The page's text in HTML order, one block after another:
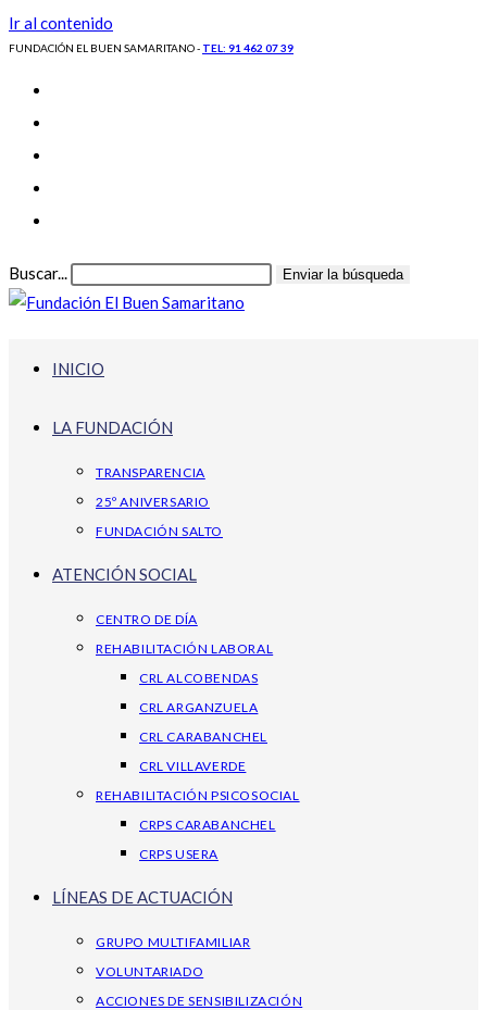
Ir al contenido
FUNDACIÓN EL BUEN SAMARITANO - TEL: 91 462 07 39
Buscar... Enviar la búsqueda
INICIO
LA FUNDACIÓN
TRANSPARENCIA
25º ANIVERSARIO
FUNDACIÓN SALTO
ATENCIÓN SOCIAL
CENTRO DE DÍA
REHABILITACIÓN LABORAL
CRL ALCOBENDAS
CRL ARGANZUELA
CRL CARABANCHEL
CRL VILLAVERDE
REHABILITACIÓN PSICOSOCIAL
CRPS CARABANCHEL
CRPS USERA
LÍNEAS DE ACTUACIÓN
GRUPO MULTIFAMILIAR
VOLUNTARIADO
ACCIONES DE SENSIBILIZACIÓN